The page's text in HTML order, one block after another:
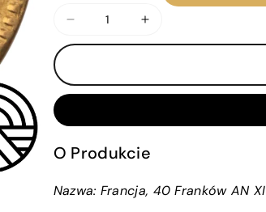
Zmniejsz
ilość
Francja,
Franków
AN
XI
Paryż
Zwiększ
ilość
Francja,
Franków
XI
Paryż
O Produkcie
Nazwa: Francja, 40 Franków AN